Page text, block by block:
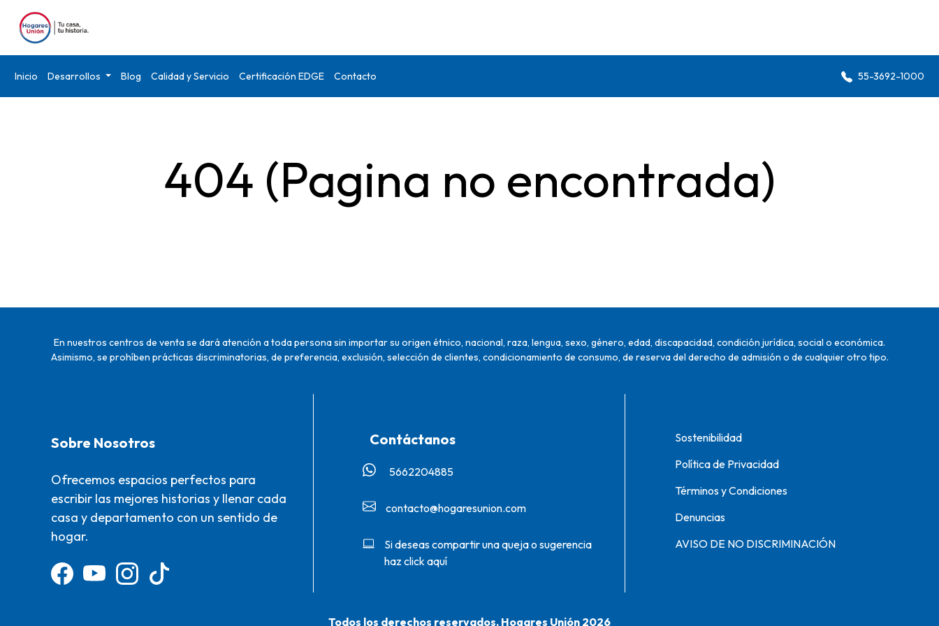
Inicio Desarrollos Blog Calidad y Servicio Certificación EDGE Contacto 55-3692-1000
404 (Pagina no encontrada)
En nuestros centros de venta se dará atención a toda persona sin importar su origen étnico, nacional, raza, lengua, sexo, género, edad, discapacidad, condición jurídica, social o económica.
Asimismo, se prohíben prácticas discriminatorias, de preferencia, exclusión, selección de clientes, condicionamiento de consumo, de reserva del derecho de admisión o de cualquier otro tipo.
Sobre Nosotros
Ofrecemos espacios perfectos para
escribir las mejores historias y llenar cada
casa y departamento con un sentido de
hogar.
Contáctanos
5662204885‬
contacto@hogaresunion.com
Si deseas compartir una queja o sugerencia
haz click aquí
Sostenibilidad
Política de Privacidad
Términos y Condiciones
Denuncias
AVISO DE NO DISCRIMINACIÓN
Todos los derechos reservados. Hogares Unión 2026